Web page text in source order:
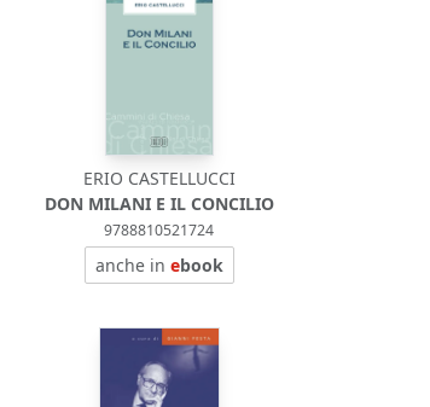
ERIO CASTELLUCCI
DON MILANI E IL CONCILIO
9788810521724
anche in ebook